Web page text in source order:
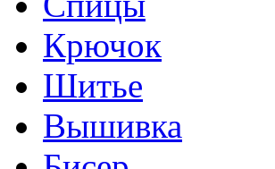
Крючок
Шитье
Вышивка